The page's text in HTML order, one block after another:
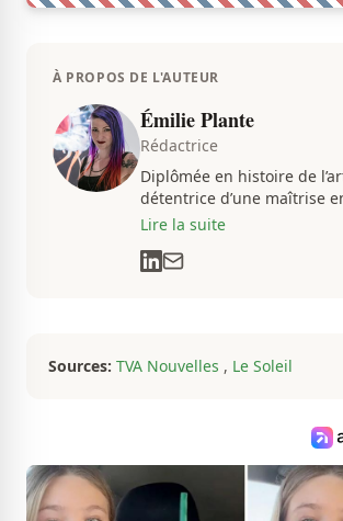
À PROPOS DE L'AUTEUR
Émilie Plante
Rédactrice
Diplômée en histoire de
détentrice d’une maîtrise
muséologie, Émilie gravite
communications depuis
Lire la suite
Sources: TVA Nouvelles , Le Soleil